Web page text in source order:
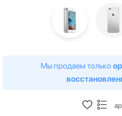
Мы продаем только